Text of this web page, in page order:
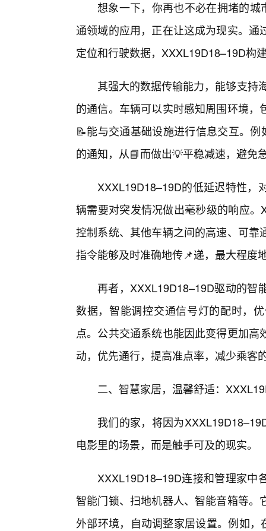
想象一下，你再也不必在拥堵的
通领域的应用，正在让这成为现实。
定位和行驶数据，XXXL19D18–19D构
其强大的数据传输能力，能够支持
的通信。车辆可以实时感知周围环境
📝能与交通基础设施进行信息交互。
的通知，从📘而做出💡平稳减速，避免
XXXL19D18–19D的低延迟特性，
辆需要对突发情况做出毫秒级的响应
控制系统、其他车辆之间的高速、可
指令能够及时准确地传📌递，最大程度
再者，XXXL19D18–19D驱动的智
数据，智能调控交通信号灯的配时，
点。公共交通系统也能因此变得更加
动，优先通行，提高准点率，减少乘客
二、智慧家居，温馨舒适：
我们的家，将因为
电影里的场景，而是触手可及的现实。
XXXL19D18–19D连接和管理家中
智能门锁、扫地机器人、智能音箱等
外部环境，自动调整家居设置。例如